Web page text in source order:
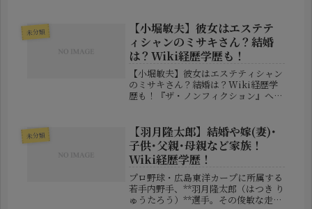
後、「動画まで流出している」という
情報が拡散され、X（旧Twitter...
未分類
【小堀敏夫】彼女はエステテ
ィシャンのミサキさん？結婚
は？Wiki経歴学歴も！
【小堀敏夫】彼女はエステティシャン
のミサキさん？結婚は？Wiki経歴学
歴も！『ザ・ノンフィクション』への
ん。破天荒な生活ぶりや、何かを始め
ても長続きしない姿が放送され、「ク
ズ...
未分類
【羽月隆太郎】結婚や嫁(妻)･
子供･父親･母親など家族！
Wiki経歴学歴！
プロ野球・広島東洋カープに所属する
若手内野手、**羽月隆太郎（はつき り
ゅうたろう）**選手。その俊敏な走塁